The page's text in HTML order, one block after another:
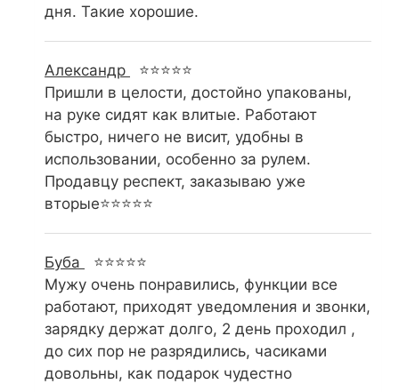
дня. Такие хорошие.
Александр
⭐⭐⭐⭐⭐
Пришли в целости, достойно упакованы,
на руке сидят как влитые. Работают
быстро, ничего не висит, удобны в
использовании, особенно за рулем.
Продавцу респект, заказываю уже
вторые⭐⭐⭐⭐⭐
Буба
⭐⭐⭐⭐⭐
Мужу очень понравились, функции все
работают, приходят уведомления и звонки,
зарядку держат долго, 2 день проходил ,
до сих пор не разрядились, часиками
довольны, как подарок чудестно